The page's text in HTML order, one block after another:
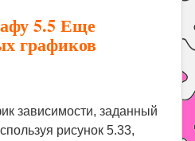
5.5 Еще
графиков
зависимости, заданный
рисунок 5.33,